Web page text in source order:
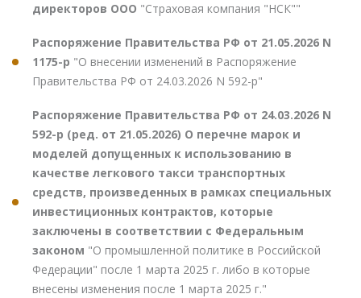
директоров ООО "Страховая компания "НСК""
Распоряжение Правительства РФ от 21.05.2026 N
1175-р "О внесении изменений в Распоряжение
Правительства РФ от 24.03.2026 N 592-р"
Распоряжение Правительства РФ от 24.03.2026 N
592-р (ред. от 21.05.2026) О перечне марок и
моделей допущенных к использованию в
качестве легкового такси транспортных
средств, произведенных в рамках специальных
инвестиционных контрактов, которые
заключены в соответствии с Федеральным
законом "О промышленной политике в Российской
Федерации" после 1 марта 2025 г. либо в которые
внесены изменения после 1 марта 2025 г."